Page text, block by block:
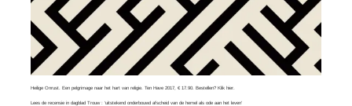
Heilige Onrust. Een pelgrimage naar het hart van religie. Ten Have 2017, € 17.90. Bestellen?Klik hier
Leesde recensie in dagblad Trouw: ‘uitstekend onderbouwd afscheid van de hemel als ode aan het leven’